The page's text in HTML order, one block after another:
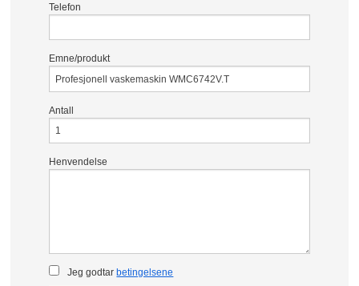
Telefon
Emne/produkt
Antall
Henvendelse
Jeg godtar betingelsene